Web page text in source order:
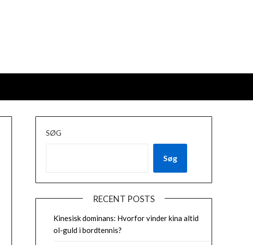
SØG
Søg
RECENT POSTS
Kinesisk dominans: Hvorfor vinder kina altid
ol-guld i bordtennis?